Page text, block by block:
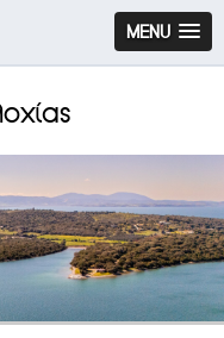
MENU